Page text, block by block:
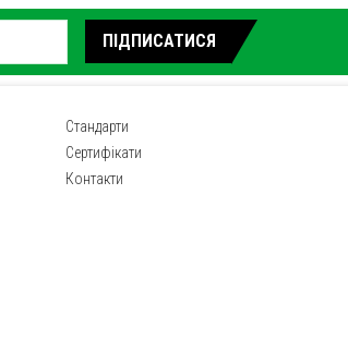
ПІДПИСАТИСЯ
Стандарти
Сертифікати
Контакти